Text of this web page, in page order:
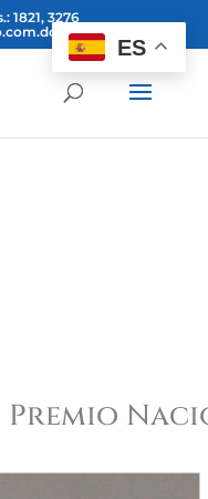
1821, 3276
Premio
ES